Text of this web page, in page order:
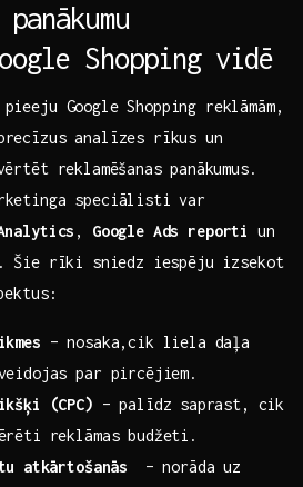
Shopping⁢ vidē
Google Shopping reklāmām,
analīzes rīkus ‍un
reklamēšanas ⁣panākumus.
speciālisti​ var
, Google Ads‍ reporti un
.​ Šie⁤ rīki ‌sniedz iespēju izsekot
– nosaka,cik liela daļa
par pircējiem.
(CPC) – palīdz⁢ saprast, ​cik
reklāmas budžeti.
⁤atkārtošanās ‍ – norāda uz‍